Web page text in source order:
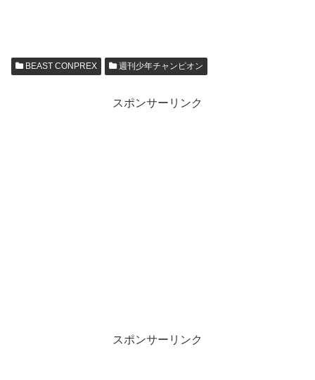
BEAST CONPREX 週刊少年チャンピオン
スポンサーリンク
スポンサーリンク